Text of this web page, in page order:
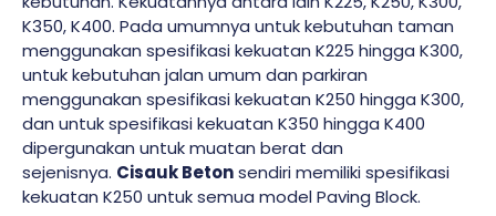
K350, K400. Pada umumnya untuk kebutuhan taman
menggunakan spesifikasi kekuatan K225 hingga K300,
untuk kebutuhan jalan umum dan parkiran
menggunakan spesifikasi kekuatan K250 hingga K300,
dan untuk spesifikasi kekuatan K350 hingga K400
dipergunakan untuk muatan berat dan
sejenisnya. Cisauk Betonsendiri memiliki spesifikasi
kekuatan K250 untuk semua model Paving Block.